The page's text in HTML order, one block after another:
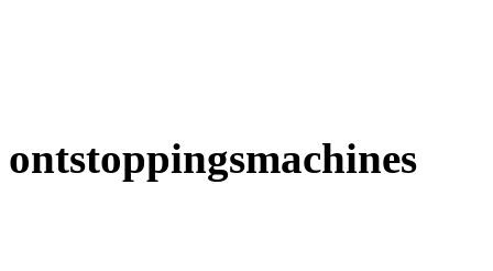
ontstoppingsmachines